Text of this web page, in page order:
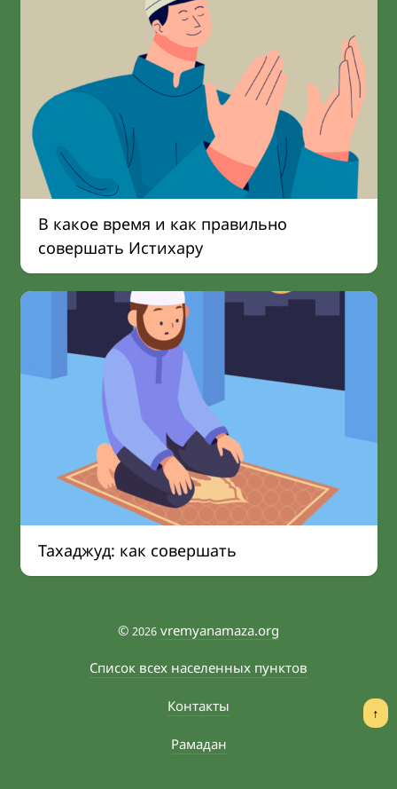
В какое время и как правильно
совершать Истихару
Тахаджуд: как совершать
© 2026 vremyanamaza.org
Список всех населенных пунктов
Контакты
Рамадан
↑